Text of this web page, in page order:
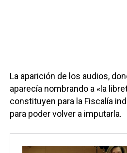
La aparición de los audios,
aparecía nombrando a «la
constituyen para la Fiscalía
para poder volver a imputarla.